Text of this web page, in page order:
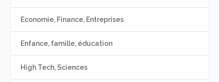
Economie, Finance, Entreprises
Enfance, famille, éducation
High Tech, Sciences